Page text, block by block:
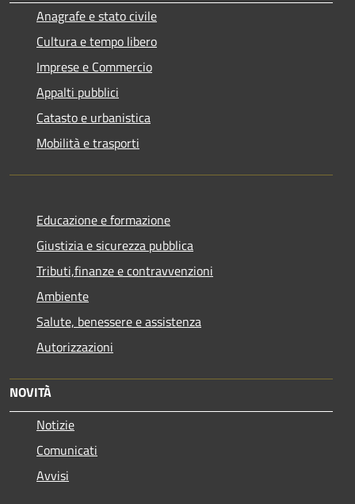
Anagrafe e stato civile
Cultura e tempo libero
Imprese e Commercio
Appalti pubblici
Catasto e urbanistica
Mobilità e trasporti
Educazione e formazione
Giustizia e sicurezza pubblica
Tributi,finanze e contravvenzioni
Ambiente
Salute, benessere e assistenza
Autorizzazioni
NOVITÀ
Notizie
Comunicati
Avvisi